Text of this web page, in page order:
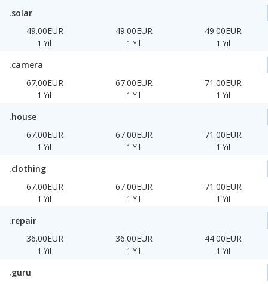
.solar
49.00EUR
1 Yıl
49.00EUR
1 Yıl
49.00EUR
1 Yıl
.camera
67.00EUR
1 Yıl
67.00EUR
1 Yıl
71.00EUR
1 Yıl
.house
67.00EUR
1 Yıl
67.00EUR
1 Yıl
71.00EUR
1 Yıl
.clothing
67.00EUR
1 Yıl
67.00EUR
1 Yıl
71.00EUR
1 Yıl
.repair
36.00EUR
1 Yıl
36.00EUR
1 Yıl
44.00EUR
1 Yıl
.guru